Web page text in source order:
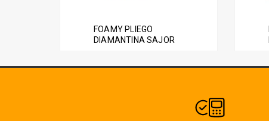
FOAMY PLIEGO
DIAMANTINA SAJOR
opciones
pueden